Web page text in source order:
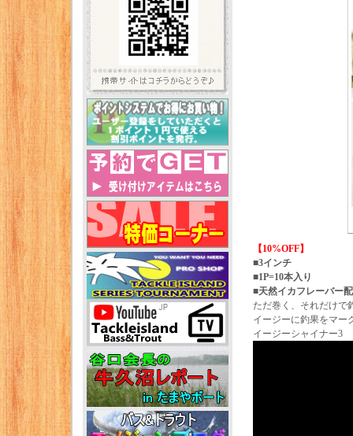
【10%OFF】
■3インチ
■1P=10本入り
■天然イカフレーバー
ただ巻く、それだけで
イージーに釣果をマー
イージーシャイナー3